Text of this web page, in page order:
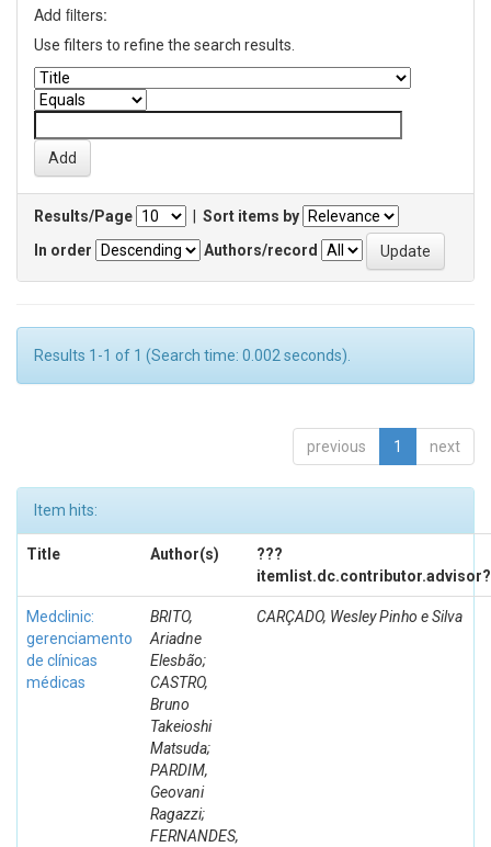
Add filters:
Use filters to refine the search results.
Results/Page
Sort items by
In order
Authors/record
Results 1-1 of 1 (Search time: 0.002 seconds).
previous 1 next
Item hits:
Title Author(s)
???
Medclinic:
gerenciamento
de clínicas
médicas
BRITO,
Ariadne
Elesbão;
CASTRO,
Bruno
Takeioshi
Matsuda;
PARDIM,
Geovani
Ragazzi;
FERNANDES,
CARÇADO, Wesley Pinho e Silva